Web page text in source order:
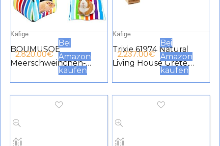
Käfige
BOUMUSOE
Meerschweinchen-
Versteck, waschbar,
Meerschweinchen-
Käfig-Zubehör,
2.820.00€
Bei
Amazon
kaufen
Käfige
Trixie 61974 Natural
Living House Grete,
Flamed, 35 × 18 × 20 cm
2.237.00€
Bei
Amazon
kaufen